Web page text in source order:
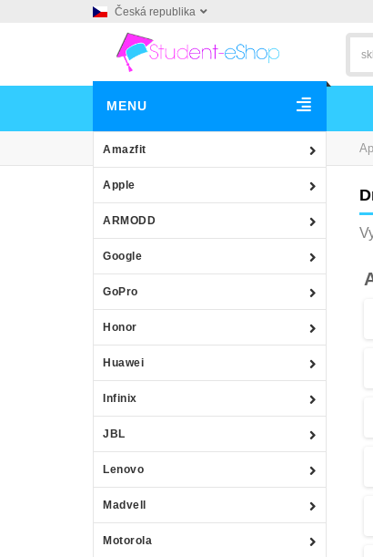
Česká republika
MENU
Amazfit
Apple
ARMODD
Google
GoPro
Honor
Huawei
Infinix
JBL
Lenovo
Madvell
Motorola